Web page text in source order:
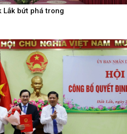
Lắk bứt phá trong